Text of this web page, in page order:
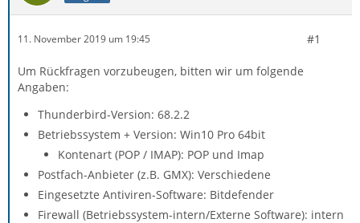
11. November 2019 um 19:45 #1
Um Rückfragen vorzubeugen, bitten wir um folgende
Angaben:
Thunderbird-Version: 68.2.2
Betriebssystem + Version: Win10 Pro 64bit
Kontenart (POP / IMAP): POP und Imap
Postfach-Anbieter (z.B. GMX): Verschiedene
Eingesetzte Antiviren-Software: Bitdefender
Firewall (Betriebssystem-intern/Externe Software): intern